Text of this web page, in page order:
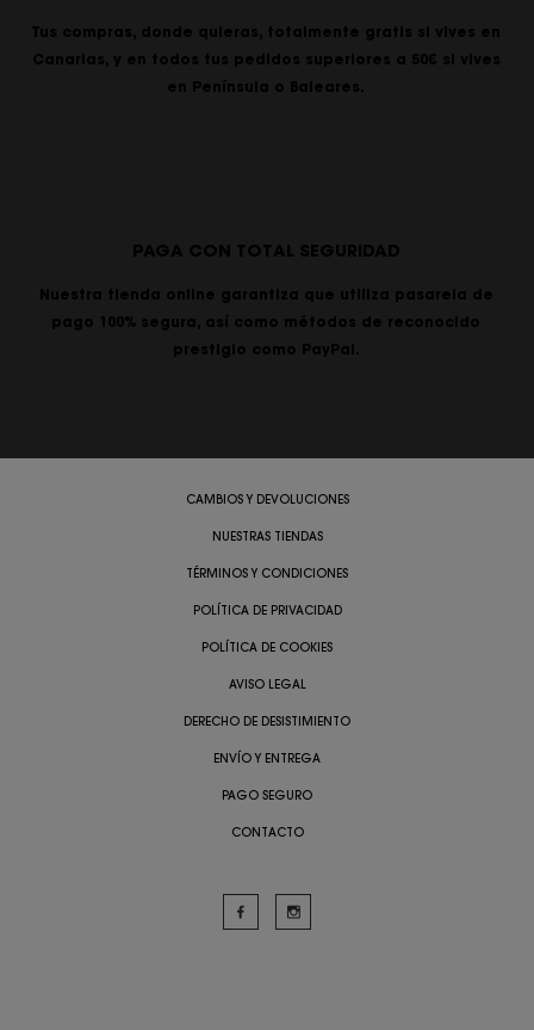
Tus compras, donde quieras, totalmente gratis si vives en
Canarias, y en todos tus pedidos superiores a 50€ si vives
en Península o Baleares.
PAGA CON TOTAL SEGURIDAD
Nuestra tienda online garantiza que utiliza pasarela de
pago 100% segura, así como métodos de reconocido
prestigio como PayPal.
CAMBIOS Y DEVOLUCIONES
NUESTRAS TIENDAS
TÉRMINOS Y CONDICIONES
POLÍTICA DE PRIVACIDAD
POLÍTICA DE COOKIES
AVISO LEGAL
DERECHO DE DESISTIMIENTO
ENVÍO Y ENTREGA
PAGO SEGURO
CONTACTO